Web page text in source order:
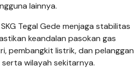
lainnya.
Tegal Gede menjaga stabilitas
keandalan pasokan gas
pembangkit listrik, dan pelanggan
wilayah sekitarnya.